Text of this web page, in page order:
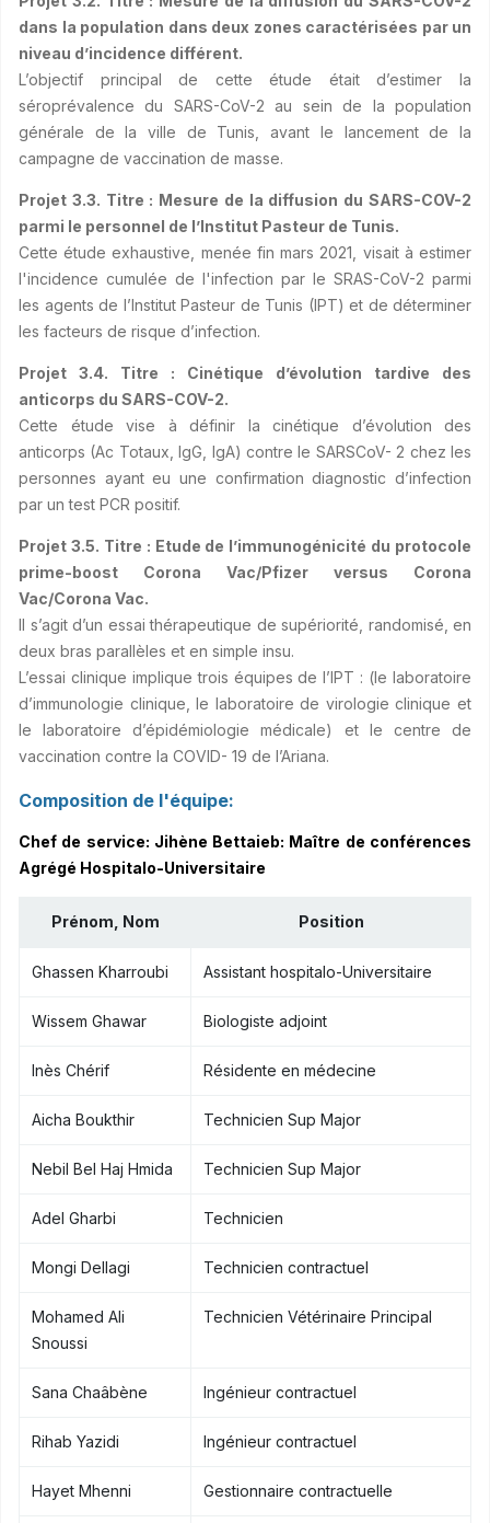
dans la population dans deux zones caractérisées par un
niveau d’incidence différent.
L’objectif principal de cette étude était d’estimer la
séroprévalence du SARS-CoV-2 au sein de la population
générale de la ville de Tunis, avant le lancement de la
campagne de vaccination de masse.
Projet 3.3. Titre : Mesure de la diffusion du SARS-COV-2
parmi le personnel de l’Institut Pasteur de Tunis.
Cette étude exhaustive, menée fin mars 2021, visait à estimer
l'incidence cumulée de l'infection par le SRAS-CoV-2 parmi
les agents de l’Institut Pasteur de Tunis (IPT) et de déterminer
les facteurs de risque d’infection.
Projet 3.4. Titre : Cinétique d’évolution tardive des
anticorps du SARS-COV-2.
Cette étude vise à définir la cinétique d’évolution des
anticorps (Ac Totaux, IgG, IgA) contre le SARSCoV- 2 chez les
personnes ayant eu une confirmation diagnostic d’infection
par un test PCR positif.
Projet 3.5. Titre : Etude de l’immunogénicité du protocole
prime-boost Corona Vac/Pfizer versus Corona
Vac/Corona Vac.
Il s’agit d’un essai thérapeutique de supériorité, randomisé, en
deux bras parallèles et en simple insu.
L’essai clinique implique trois équipes de l’IPT : (le laboratoire
d’immunologie clinique, le laboratoire de virologie clinique et
le laboratoire d’épidémiologie médicale) et le centre de
vaccination contre la COVID- 19 de l’Ariana.
Composition de l'équipe:
Chef de service: Jihène Bettaieb: Maître de conférences
Agrégé Hospitalo-Universitaire
Prénom, Nom Position
Ghassen Kharroubi Assistant hospitalo-Universitaire
Wissem Ghawar Biologiste adjoint
Inès Chérif Résidente en médecine
Aicha Boukthir Technicien Sup Major
Nebil Bel Haj Hmida Technicien Sup Major
Adel Gharbi Technicien
Mongi Dellagi Technicien contractuel
Mohamed Ali
Snoussi
Technicien Vétérinaire Principal
Sana Chaâbène Ingénieur contractuel
Rihab Yazidi Ingénieur contractuel
Hayet Mhenni Gestionnaire contractuelle